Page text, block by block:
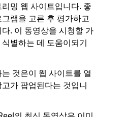
밍 웹 사이트입니다. 좋
램을 고른 후 평가하고
. 이 동영상을 시청할 가
별하는 데 도움이되기
것은이 웹 사이트를 열
가 팝업된다는 것입니